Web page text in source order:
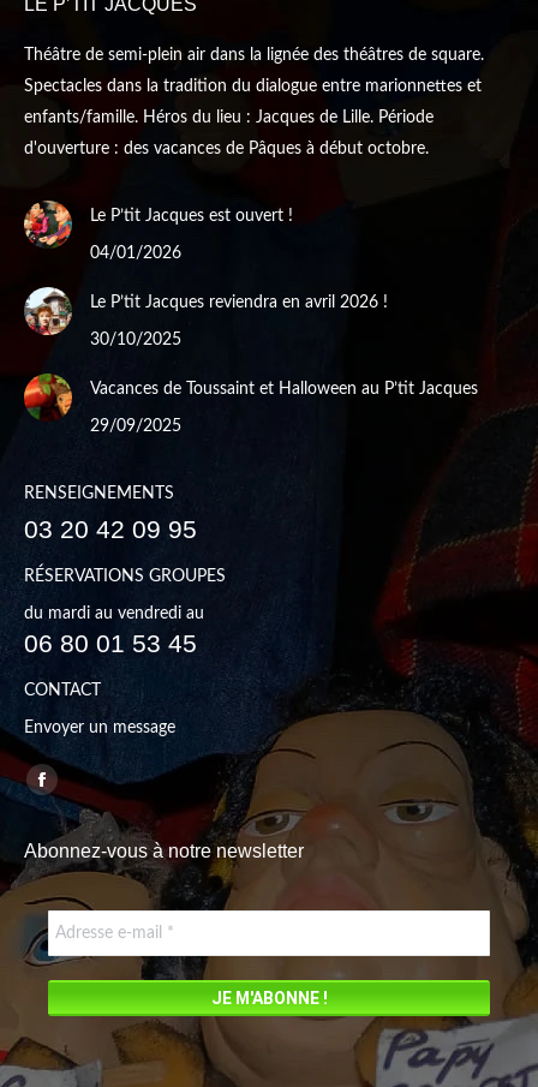
windowwindow
Théâtre de semi-plein air dans la lignée des théâtres de square.
Spectacles dans la tradition du dialogue entre marionnettes et
enfants/famille. Héros du lieu : Jacques de Lille. Période
d'ouverture : des vacances de Pâques à début octobre.
Le P’tit Jacques est ouvert !
04/01/2026
Le P’tit Jacques reviendra en avril 2026 !
30/10/2025
Vacances de Toussaint et Halloween au P’tit Jacques
29/09/2025
RENSEIGNEMENTS
03 20 42 09 95
RÉSERVATIONS GROUPES
du mardi au vendredi au
06 80 01 53 45
CONTACT
Envoyer un message
Trouvez nous sur :
Facebook
page
opens
new
window
Abonnez-vous à notre newsletter